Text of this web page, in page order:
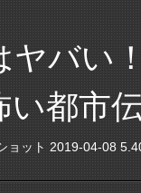
ヤバい
い都市
ョット 2019-04-08